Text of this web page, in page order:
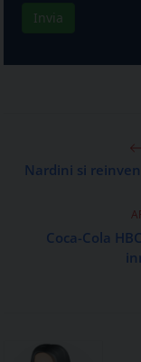
Nardini si
Coca-Cola